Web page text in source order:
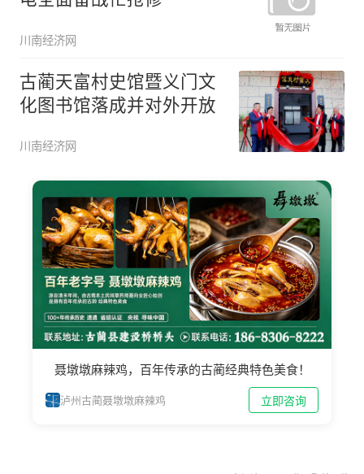
川南经济网
古蔺天富村史馆暨义门文
化图书馆落成并对外开放
川南经济网
聂墩墩麻辣鸡，百年传承的古蔺经典特色美食！
泸州古蔺聂墩墩麻辣鸡 立即咨询